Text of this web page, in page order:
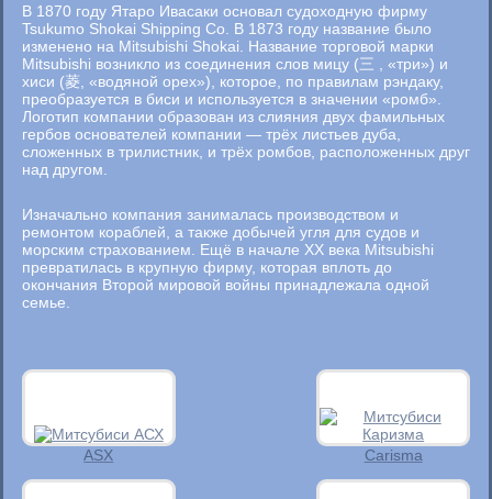
В 1870 году Ятаро Ивасаки основал судоходную фирму
Tsukumo Shokai Shipping Co. В 1873 году название было
изменено на Mitsubishi Shokai. Название торговой марки
Mitsubishi возникло из соединения слов мицу (三 , «три») и
хиси (菱, «водяной орех»), которое, по правилам рэндаку,
преобразуется в биси и используется в значении «ромб».
Логотип компании образован из слияния двух фамильных
гербов основателей компании — трёх листьев дуба,
сложенных в трилистник, и трёх ромбов, расположенных друг
над другом.
Изначально компания занималась производством и
ремонтом кораблей, а также добычей угля для судов и
морским страхованием. Ещё в начале XX века Mitsubishi
превратилась в крупную фирму, которая вплоть до
окончания Второй мировой войны принадлежала одной
семье.
ASX Carisma